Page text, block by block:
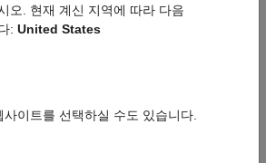
= getDataStrs(sdsID)
오. 현재 계신 지역에 따라 다음
: United States
이트를 선택하실 수도 있습니다.